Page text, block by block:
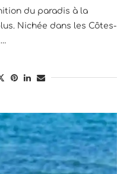
du paradis à la
Nichée dans les Côtes-